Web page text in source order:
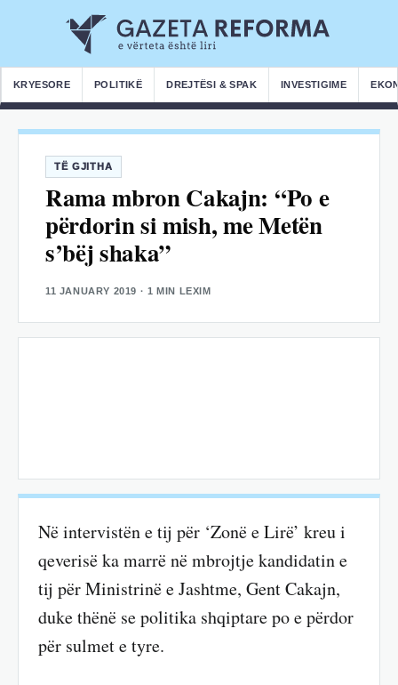
KRYESORE POLITIKË DREJTËSI & SPAK INVESTIGIME
TË GJITHA
Rama mbron Cakajn: “Po e
përdorin si mish, me Metën
s’bëj shaka”
11 JANUARY 2019 · 1 MIN LEXIM
Në intervistën e tij për ‘Zonë e Lirë’ kreu i
qeverisë ka marrë në mbrojtje kandidatin e
tij për Ministrinë e Jashtme, Gent Cakajn,
duke thënë se politika shqiptare po e përdor
për sulmet e tyre.